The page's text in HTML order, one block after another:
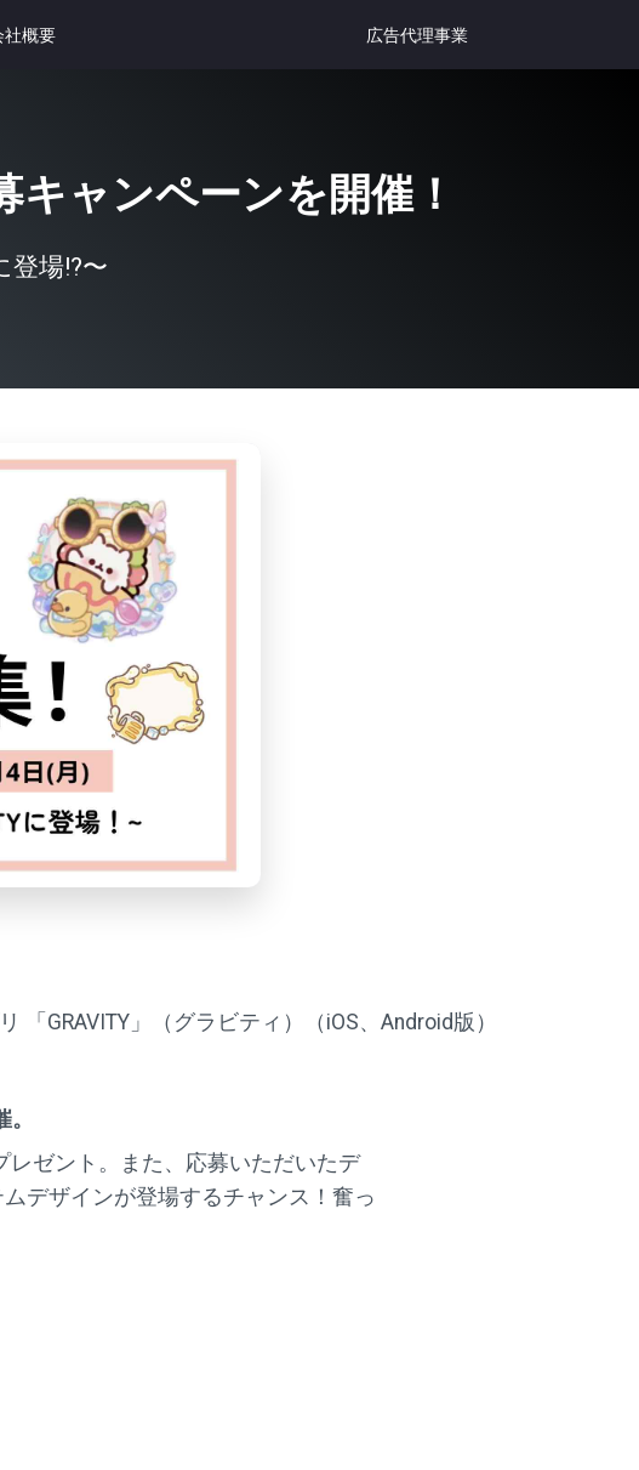
社概要 広告代理事業
キャンペーンを開催！
登場!?〜
GRAVITY」（グラビティ）（iOS、Android版）
レゼント。また、応募いただいたデ
デザインが登場するチャンス！奮っ